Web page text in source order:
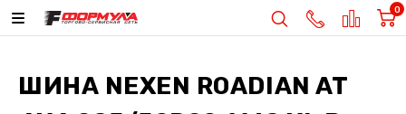
0
ШИНА NEXEN ROADIAN AT